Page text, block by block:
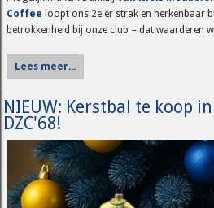
Coffee loopt ons 2e er strak en herkenbaar
betrokkenheid bij onze club – dat waarderen
Lees meer...
NIEUW: Kerstbal te koop
DZC'68!